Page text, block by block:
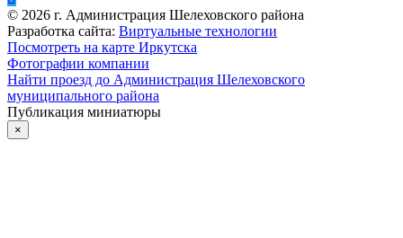
© 2026 г. Администрация Шелеховского района
Разработка сайта: Виртуальные технологии
Посмотреть на карте Иркутска
Фотографии компании
Найти проезд до Администрация Шелеховского
муниципального района
Публикация миниатюры
×